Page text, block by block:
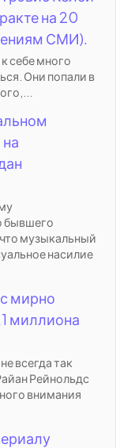
на 20
СМИ).
себе много
Они попали в
бывшего
музыкальный
насилие
мирно
миллиона
всегда так
Рейнольдс
внимания